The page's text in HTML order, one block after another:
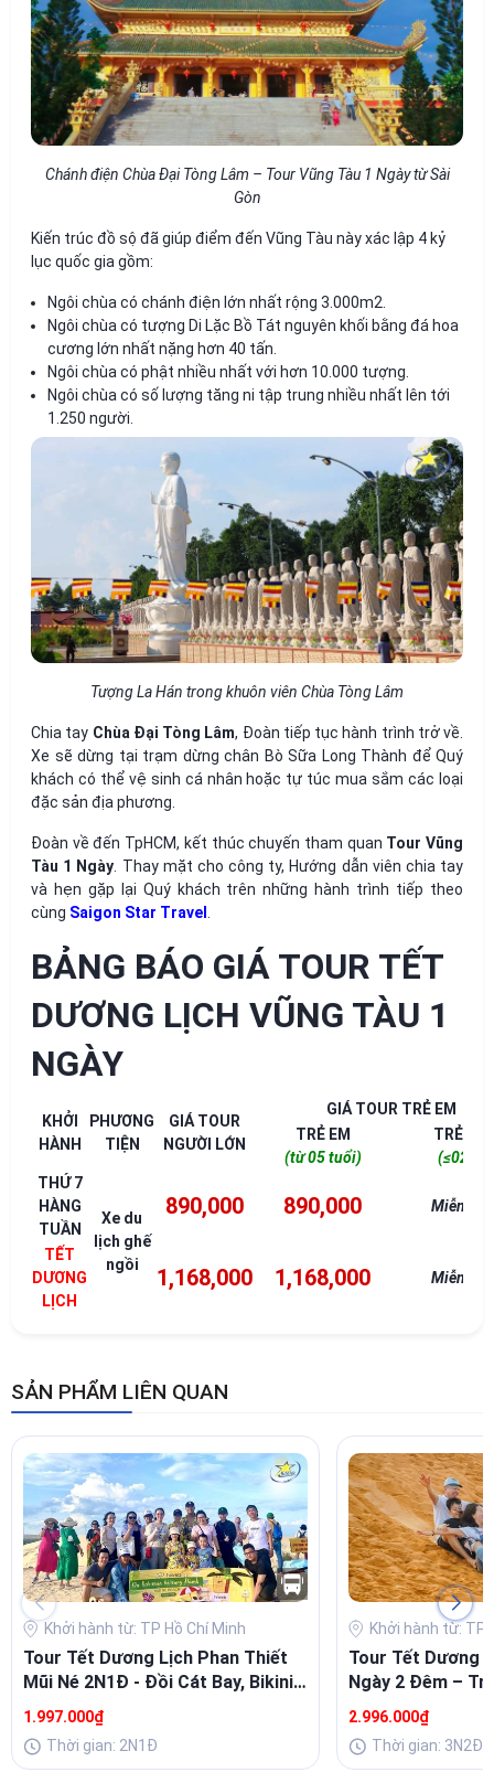
Chánh điện Chùa Đại Tòng Lâm – Tour Vũng Tàu 1 Ngày từ Sài
Gòn
Kiến trúc đồ sộ đã giúp điểm đến Vũng Tàu này xác lập 4 kỷ
lục quốc gia gồm:
Ngôi chùa có chánh điện lớn nhất rộng 3.000m2.
Ngôi chùa có tượng Di Lặc Bồ Tát nguyên khối bằng đá hoa
cương lớn nhất nặng hơn 40 tấn.
Ngôi chùa có phật nhiều nhất với hơn 10.000 tượng.
Ngôi chùa có số lượng tăng ni tập trung nhiều nhất lên tới
1.250 người.
Tượng La Hán trong khuôn viên Chùa Tòng Lâm
Chia tay Chùa Đại Tòng Lâm, Đoàn tiếp tục hành trình trở về.
Xe sẽ dừng tại trạm dừng chân Bò Sữa Long Thành để Quý
khách có thể vệ sinh cá nhân hoặc tự túc mua sắm các loại
đặc sản địa phương.
Đoàn về đến TpHCM, kết thúc chuyến tham quan Tour Vũng
Tàu 1 Ngày . Thay mặt cho công ty, Hướng dẫn viên chia tay
và hẹn gặp lại Quý khách trên những hành trình tiếp theo
cùng Saigon Star Travel
BẢNG BÁO GIÁ TOUR TẾT
DƯƠNG LỊCH VŨNG TÀU 1
NGÀY
KHỞI
HÀNH
PHƯƠNG
TIỆN
GIÁ TOUR
NGƯỜI LỚN
GIÁ TOUR TRẺ EM
TRẺ EM
(từ 05 tuổi)
TRẺ EM
(≤02T)
THỨ 7
HÀNG
TUẦN
Xe du
lịch ghế
ngồi
890,000 890,000 Miễn phí
TẾT
DƯƠNG
LỊCH
1,168,000 1,168,000 Miễn phí
SẢN PHẨM LIÊN QUAN
Khởi hành từ: TP Hồ Chí Minh
Tour Tết Dương Lịch Phan Thiết
Mũi Né 2N1Đ - Đồi Cát Bay, Bikini
Beach, Ngọc Trai
1.997.000₫
Thời gian: 2N1Đ
Khởi hành từ: TP
Tour Tết Dương
Ngày 2 Đêm –
Xanh Và Ẩm
2.996.000₫
Thời gian: 3N2Đ